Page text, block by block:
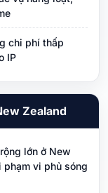
chi phí thấp
IP
Zealand
lớn ở New
phạm vi phủ sóng